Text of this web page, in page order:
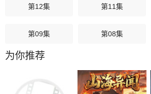
第12集 第11集
第09集 第08集
第06集
第02集
为你推荐